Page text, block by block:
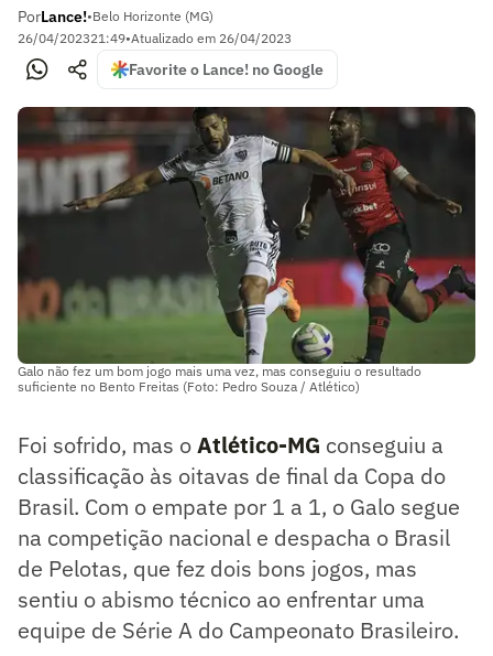
PorLance!•Belo Horizonte (MG)
26/04/202321:49•Atualizado em 26/04/2023
Favorite o Lance! no Google
Galo não fez um bom jogo mais uma vez, mas conseguiu o resultado
suficiente no Bento Freitas (Foto: Pedro Souza / Atlético)
Foi sofrido, mas oAtlético-MG conseguiu a
classificação às oitavas de final da Copa do
Brasil. Com o empate por 1 a 1, o Galo segue
na competição nacional e despacha o Brasil
de Pelotas, que fez dois bons jogos, mas
sentiu o abismo técnico ao enfrentar uma
equipe de Série A do Campeonato Brasileiro.